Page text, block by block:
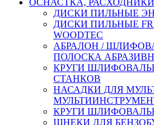
ДИСКИ ПИЛЬНЫЕ
ДИСКИ ПИЛЬНЫЕ
WOODTEC
АБРАЛОН /
ПОЛОСКА
КРУГИ
СТАНКОВ
НАСАДКИ ДЛЯ
КРУГИ
ШНЕКИ ДЛЯ